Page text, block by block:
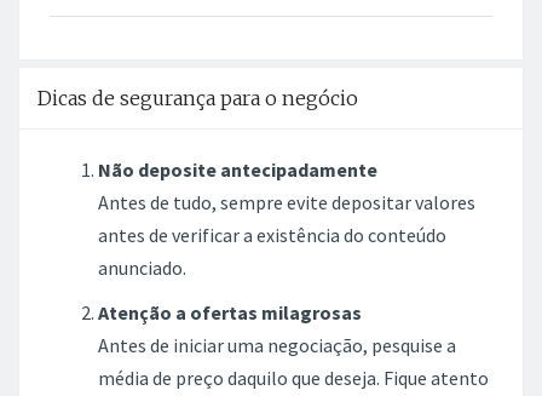
Dicas de segurança para o negócio
Não deposite antecipadamente
Antes de tudo, sempre evite depositar valores
antes de verificar a existência do conteúdo
anunciado.
Atenção a ofertas milagrosas
Antes de iniciar uma negociação, pesquise a
média de preço daquilo que deseja. Fique atento